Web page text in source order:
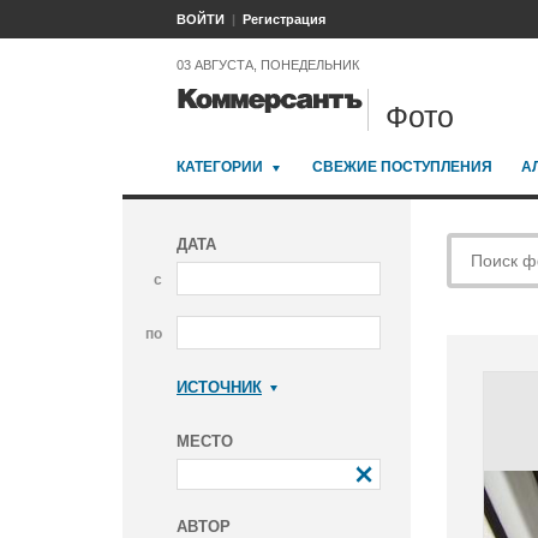
ВОЙТИ Регистрация
03 АВГУСТА, ПОНЕДЕЛЬНИК
Фото
КАТЕГОРИИ СВЕЖИЕ ПОСТУПЛЕНИЯ
ДАТА
с
по
ИСТОЧНИК
МЕСТО
АВТОР